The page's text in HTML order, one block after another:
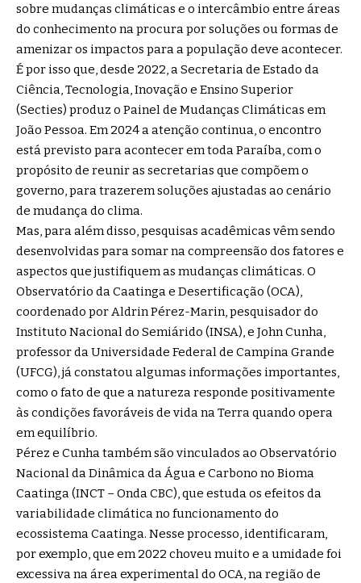
sobre mudanças climáticas e o intercâmbio entre áreas
do conhecimento na procura por soluções ou formas de
amenizar os impactos para a população deve acontecer.
É por isso que, desde 2022, a Secretaria de Estado da
Ciência, Tecnologia, Inovação e Ensino Superior
(Secties) produz o Painel de Mudanças Climáticas em
João Pessoa. Em 2024 a atenção continua, o encontro
está previsto para acontecer em toda Paraíba, com o
propósito de reunir as secretarias que compõem o
governo, para trazerem soluções ajustadas ao cenário
de mudança do clima.
Mas, para além disso, pesquisas acadêmicas vêm sendo
desenvolvidas para somar na compreensão dos fatores e
aspectos que justifiquem as mudanças climáticas. O
Observatório da Caatinga e Desertificação (OCA),
coordenado por Aldrin Pérez-Marin, pesquisador do
Instituto Nacional do Semiárido (INSA), e John Cunha,
professor da Universidade Federal de Campina Grande
(UFCG), já constatou algumas informações importantes,
como o fato de que a natureza responde positivamente
às condições favoráveis de vida na Terra quando opera
em equilíbrio.
Pérez e Cunha também são vinculados ao Observatório
Nacional da Dinâmica da Água e Carbono no Bioma
Caatinga (INCT – Onda CBC), que estuda os efeitos da
variabilidade climática no funcionamento do
ecossistema Caatinga. Nesse processo, identificaram,
por exemplo, que em 2022 choveu muito e a umidade foi
excessiva na área experimental do OCA, na região de